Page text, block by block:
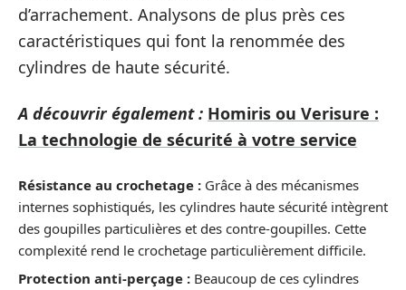
d’arrachement. Analysons de plus près ces
caractéristiques qui font la renommée des
cylindres de haute sécurité.
A découvrir également : Homiris ou Verisure :
La technologie de sécurité à votre service
Résistance au crochetage : Grâce à des mécanismes
internes sophistiqués, les cylindres haute sécurité intègrent
des goupilles particulières et des contre-goupilles. Cette
complexité rend le crochetage particulièrement difficile.
Protection anti-perçage : Beaucoup de ces cylindres